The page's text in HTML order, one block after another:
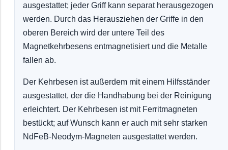
ausgestattet; jeder Griff kann separat herausgezogen
werden. Durch das Herausziehen der Griffe in den
oberen Bereich wird der untere Teil des
Magnetkehrbesens entmagnetisiert und die Metalle
fallen ab.
Der Kehrbesen ist außerdem mit einem Hilfsständer
ausgestattet, der die Handhabung bei der Reinigung
erleichtert. Der Kehrbesen ist mit Ferritmagneten
bestückt; auf Wunsch kann er auch mit sehr starken
NdFeB-Neodym-Magneten ausgestattet werden.